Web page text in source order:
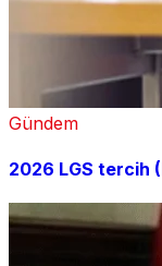
Gündem
2026 LGS tercih